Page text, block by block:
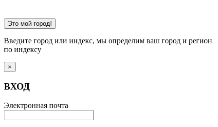
Это мой город!
Введите город или индекс, мы определим ваш город и регион
по индексу
×
ВХОД
Электронная почта